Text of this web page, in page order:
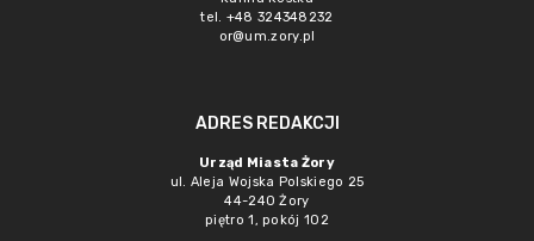
tel. +48 324348232
or@um.zory.pl
ADRES REDAKCJI
Urząd Miasta Żory
ul. Aleja Wojska Polskiego 25
44-240 Żory
piętro 1, pokój 102